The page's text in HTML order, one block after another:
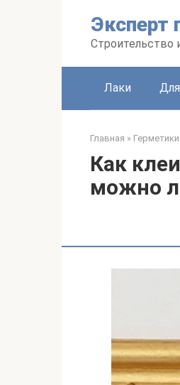
Эксперт
Строительство
Лаки
Главная »
Как
можно